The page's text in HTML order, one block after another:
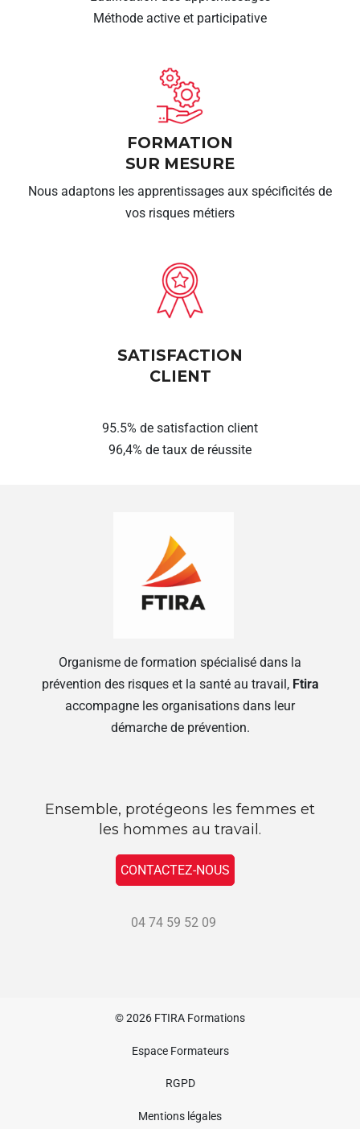
Méthode active et participative
FORMATION
SUR MESURE
Nous adaptons les apprentissages aux spécificités de
vos risques métiers
SATISFACTION
CLIENT
95.5% de satisfaction client
96,4% de taux de réussite
Organisme de formation spécialisé dans la
prévention des risques et la santé au travail, Ftira
accompagne les organisations dans leur
démarche de prévention.
Ensemble, protégeons les femmes et
les hommes au travail.
CONTACTEZ-NOUS
04 74 59 52 09
© 2026 FTIRA Formations
Espace Formateurs
RGPD
Mentions légales